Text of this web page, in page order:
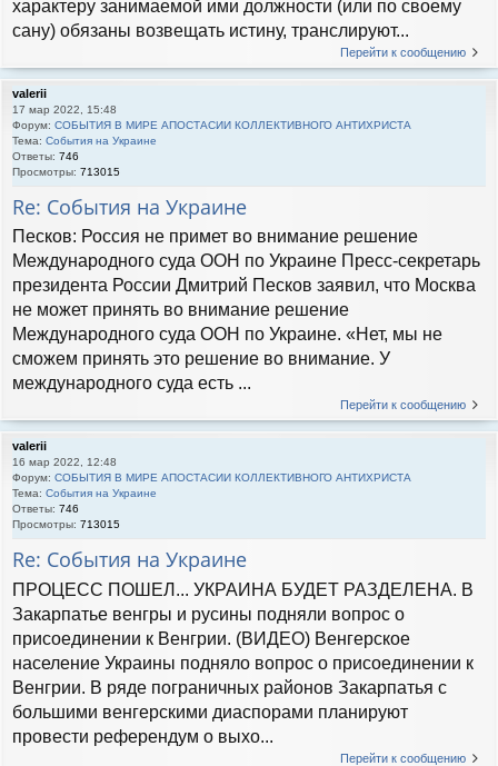
характеру занимаемой ими должности (или по своему
сану) обязаны возвещать истину, транслируют...
Перейти к сообщению
valerii
17 мар 2022, 15:48
Форум: СОБЫТИЯ В МИРЕ АПОСТАСИИ КОЛЛЕКТИВНОГО АНТИХРИСТА
Тема: События на Украине
Ответы: 746
Просмотры: 713015
Re: События на Украине
Песков: Россия не примет во внимание решение
Международного суда ООН по Украине Пресс-секретарь
президента России Дмитрий Песков заявил, что Москва
не может принять во внимание решение
Международного суда ООН по Украине. «Нет, мы не
сможем принять это решение во внимание. У
международного суда есть ...
Перейти к сообщению
valerii
16 мар 2022, 12:48
Форум: СОБЫТИЯ В МИРЕ АПОСТАСИИ КОЛЛЕКТИВНОГО АНТИХРИСТА
Тема: События на Украине
Ответы: 746
Просмотры: 713015
Re: События на Украине
ПРОЦЕСС ПОШЕЛ... УКРАИНА БУДЕТ РАЗДЕЛЕНА. В
Закарпатье венгры и русины подняли вопрос о
присоединении к Венгрии. (ВИДЕО) Венгерское
население Украины подняло вопрос о присоединении к
Венгрии. В ряде пограничных районов Закарпатья с
большими венгерскими диаспорами планируют
провести референдум о выхо...
Перейти к сообщению